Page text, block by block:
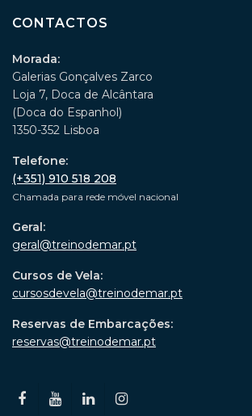
CONTACTOS
Morada:
Galerias Gonçalves Zarco
Loja 7, Doca de Alcântara
(Doca do Espanhol)
1350-352 Lisboa
Telefone:
(+351) 910 518 208
Chamada para rede móvel nacional
Geral:
geral@treinodemar.pt
Cursos de Vela:
cursosdevela@treinodemar.pt
Reservas de Embarcações:
reservas@treinodemar.pt